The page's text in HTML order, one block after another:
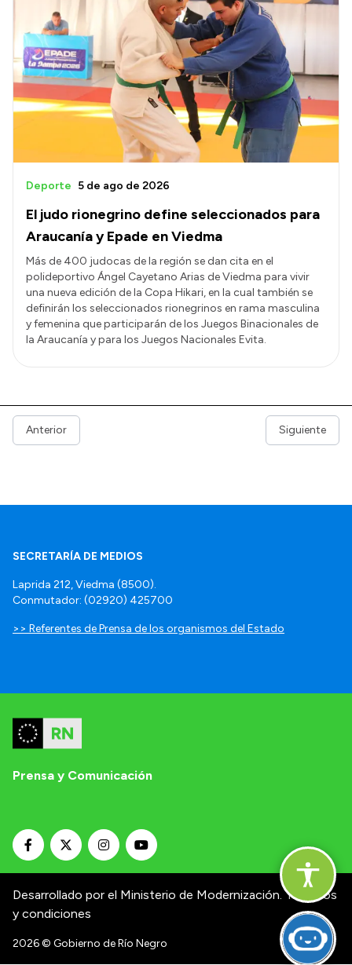
El judo rionegrino define seleccionados para
Araucanía y Epade en Viedma
Deporte 5 de ago de 2026
Más de 400 judocas de la región se dan cita en el
polideportivo Ángel Cayetano Arias de Viedma para vivir
una nueva edición de la Copa Hikari, en la cual también se
definirán los seleccionados rionegrinos en rama masculina
y femenina que participarán de los Juegos Binacionales de
la Araucanía y para los Juegos Nacionales Evita.
Anterior Siguiente
SECRETARÍA DE MEDIOS
Laprida 212, Viedma (8500).
Conmutador: (02920) 425700
>> Referentes de Prensa de los organismos del Estado
Prensa y Comunicación
Desarrollado por el Ministerio de Modernización. Términos
y condiciones
2026© Gobierno de Río Negro